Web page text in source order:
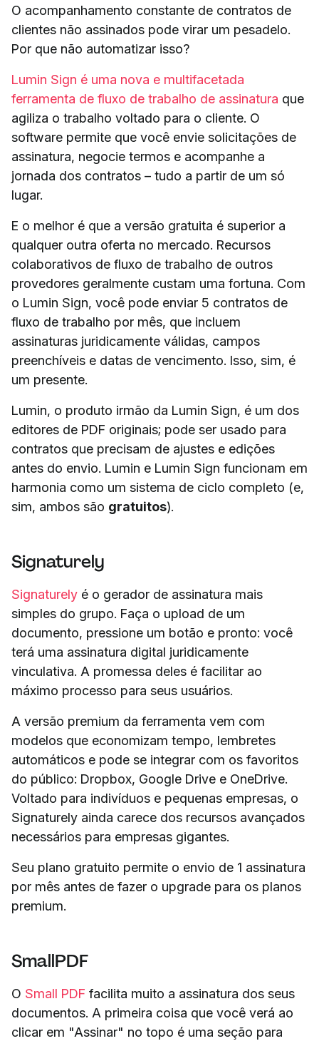
O acompanhamento constante de contratos de
clientes não assinados pode virar um pesadelo.
Por que não automatizar isso?
Lumin Sign é uma nova e multifacetada
ferramenta de fluxo de trabalho de assinatura que
agiliza o trabalho voltado para o cliente. O
software permite que você envie solicitações de
assinatura, negocie termos e acompanhe a
jornada dos contratos – tudo a partir de um só
lugar.
E o melhor é que a versão gratuita é superior a
qualquer outra oferta no mercado. Recursos
colaborativos de fluxo de trabalho de outros
provedores geralmente custam uma fortuna. Com
o Lumin Sign, você pode enviar 5 contratos de
fluxo de trabalho por mês, que incluem
assinaturas juridicamente válidas, campos
preenchíveis e datas de vencimento. Isso, sim, é
um presente.
Lumin, o produto irmão da Lumin Sign, é um dos
editores de PDF originais; pode ser usado para
contratos que precisam de ajustes e edições
antes do envio. Lumin e Lumin Sign funcionam em
harmonia como um sistema de ciclo completo (e,
sim, ambos são gratuitos).
Signaturely
Signaturely é o gerador de assinatura mais
simples do grupo. Faça o upload de um
documento, pressione um botão e pronto: você
terá uma assinatura digital juridicamente
vinculativa. A promessa deles é facilitar ao
máximo processo para seus usuários.
A versão premium da ferramenta vem com
modelos que economizam tempo, lembretes
automáticos e pode se integrar com os favoritos
do público: Dropbox, Google Drive e OneDrive.
Voltado para indivíduos e pequenas empresas, o
Signaturely ainda carece dos recursos avançados
necessários para empresas gigantes.
Seu plano gratuito permite o envio de 1 assinatura
por mês antes de fazer o upgrade para os planos
premium.
SmallPDF
O Small PDF facilita muito a assinatura dos seus
documentos. A primeira coisa que você verá ao
clicar em "Assinar" no topo é uma seção para